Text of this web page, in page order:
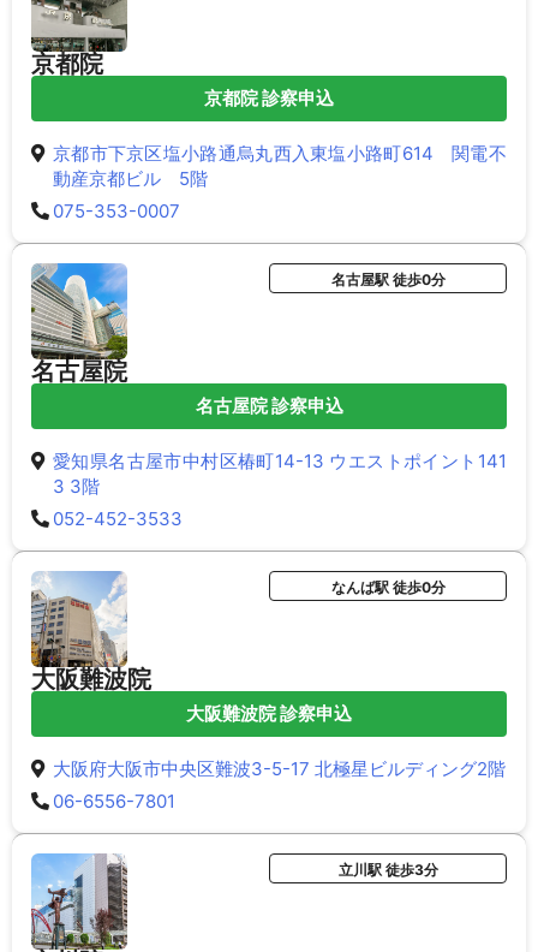
京都院
京都院 診察申込
京都市下京区塩小路通烏丸西入東塩小路町614 関電不
動産京都ビル 5階
075-353-0007
名古屋院
名古屋駅 徒歩0分
名古屋院 診察申込
愛知県名古屋市中村区椿町14-13 ウエストポイント141
3 3階
052-452-3533
大阪難波院
なんば駅 徒歩0分
大阪難波院 診察申込
大阪府大阪市中央区難波3-5-17 北極星ビルディング2階
06-6556-7801
立川駅 徒歩3分